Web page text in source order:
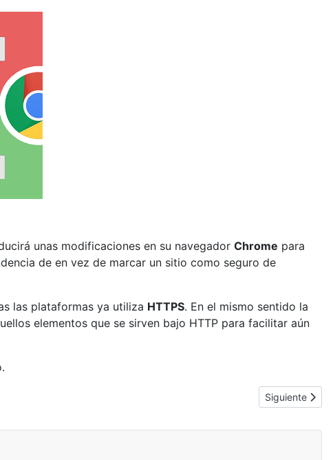
unas modificaciones en su navegador Chrome para
de en vez de marcar un sitio como seguro de
las plataformas ya utiliza HTTPS. En el mismo sentido la
elementos que se sirven bajo HTTP para facilitar aún
Artículo
Siguiente